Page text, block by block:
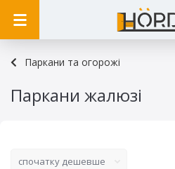
Паркани та огорожі
Паркани жалюзі